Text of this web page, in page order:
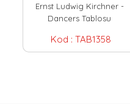
Ernst Ludwig Kirchner -
Dancers Tablosu
Kod : TAB1358